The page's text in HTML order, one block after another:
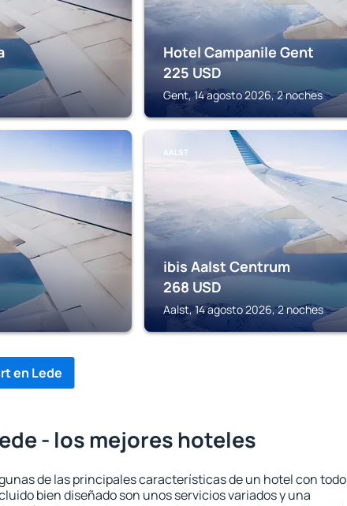
Hotel Campanile Gent
225 USD
Gent, 14 agosto 2026, 2 noches
AALST
ibis Aalst Centrum
268 USD
Aalst, 14 agosto 2026, 2 noches
en Lede
- los mejores hoteles
de las principales características de un hotel con todo
bien diseñado son unos servicios variados y una